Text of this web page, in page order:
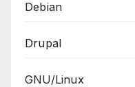
Debian
Drupal
GNU/Linux